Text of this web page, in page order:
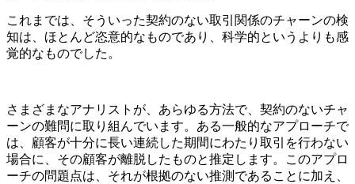
これまでは、そういった契約のない取引関係のチャーンの検
知は、ほとんど恣意的なものであり、科学的というよりも感
覚的なものでした。
さまざまなアナリストが、あらゆる方法で、契約のないチャ
ーンの難問に取り組んでいます。ある一般的なアプローチで
は、顧客が十分に長い連続した期間にわたり取引を行わない
場合に、その顧客が離脱したものと推定します。このアプロ
ーチの問題点は、それが根拠のない推測であることに加え、